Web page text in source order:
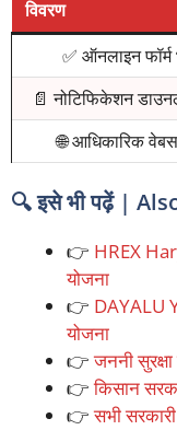
विवरण
✅ ऑनलाइन फॉर्म
📄 नोटिफिकेशन
🌐 आधिकारिक
🔍 इसे भी पढ़ें |
👉 HREX
योजना
👉 DAYALU
योजना
👉जननी
👉किसान
👉सभी